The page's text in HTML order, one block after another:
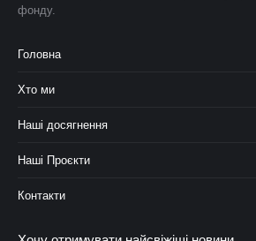
фонду.
Головна
Хто ми
Наші досягнення
Наші Проєкти
Контакти